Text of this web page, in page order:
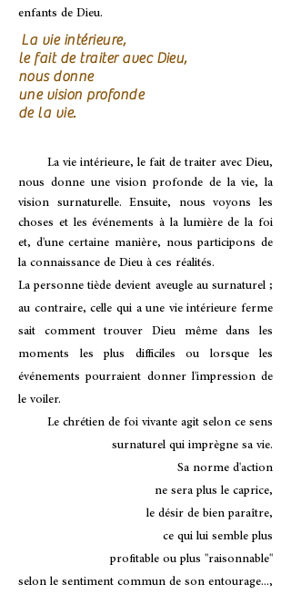
enfants de Dieu.
La vie intérieure,
le fait de traiter avec Dieu,
nous donne
une vision profonde
de la vie.
La vie intérieure, le fait de traiter avec Dieu,
nous donne une vision profonde de la vie, la
vision surnaturelle. Ensuite, nous voyons les
choses et les événements à la lumière de la foi
et, d'une certaine manière, nous participons de
la connaissance de Dieu à ces réalités.
La personne tiède devient aveugle au surnaturel ;
au contraire, celle qui a une vie intérieure ferme
sait comment trouver Dieu même dans les
moments les plus difficiles ou lorsque les
événements pourraient donner l'impression de
le voiler.
Le chrétien de foi vivante agit selon ce sens
surnaturel qui imprègne sa vie.
Sa norme d'action
ne sera plus le caprice,
le désir de bien paraître,
ce qui lui semble plus
profitable ou plus "raisonnable"
selon le sentiment commun de son entourage...,